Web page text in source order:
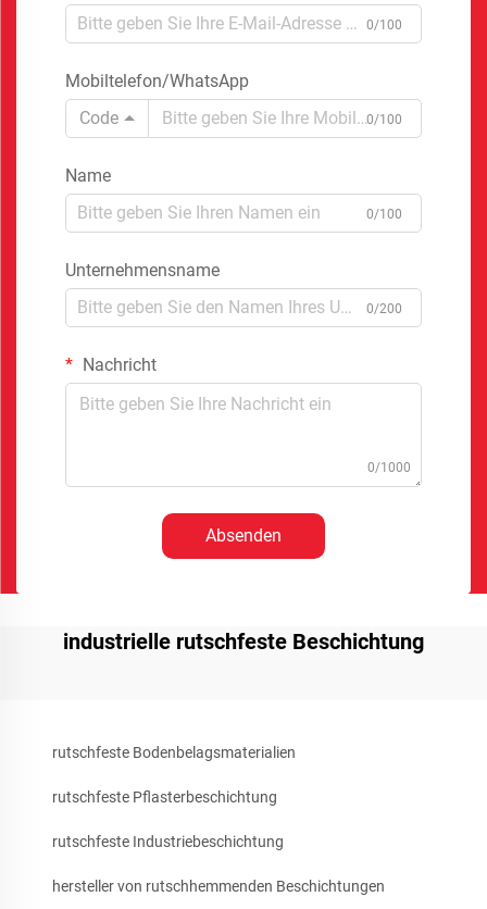
0/100
Mobiltelefon/WhatsApp
Code
0/100
Name
0/100
Unternehmensname
0/200
Nachricht
0/1000
Absenden
industrielle rutschfeste Beschichtung
rutschfeste Bodenbelagsmaterialien
rutschfeste Pflasterbeschichtung
rutschfeste Industriebeschichtung
hersteller von rutschhemmenden Beschichtungen